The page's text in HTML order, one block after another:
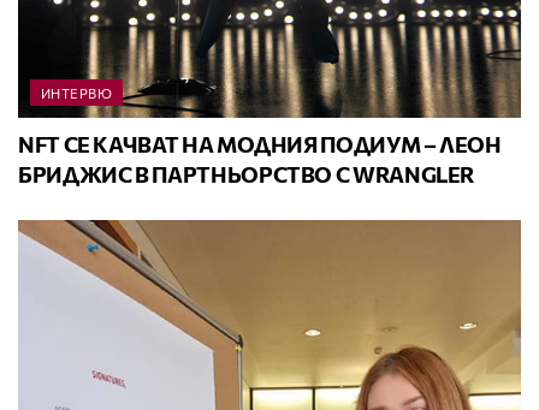
ИНТЕРВЮ
NFT СЕ КАЧВАТ НА МОДНИЯ ПОДИУМ – ЛЕОН
БРИДЖИС В ПАРТНЬОРСТВО С WRANGLER